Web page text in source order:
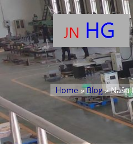
Home »Blog» Naša